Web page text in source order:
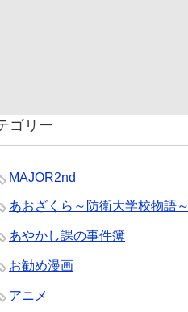
ゴリー
MAJOR2nd
あおざくら～防衛大学校物語～
あやかし課の事件簿
お勧め漫画
アニメ